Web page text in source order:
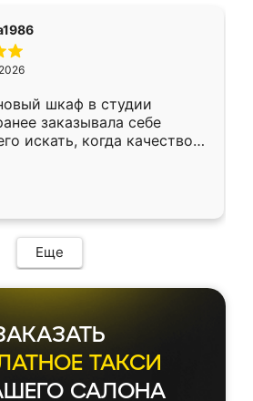
шкаф в студии
заказывала себе
искать, когда качеством
Служит кухня уже почти
нет.
Еще
ТАКСИ
САЛОНА